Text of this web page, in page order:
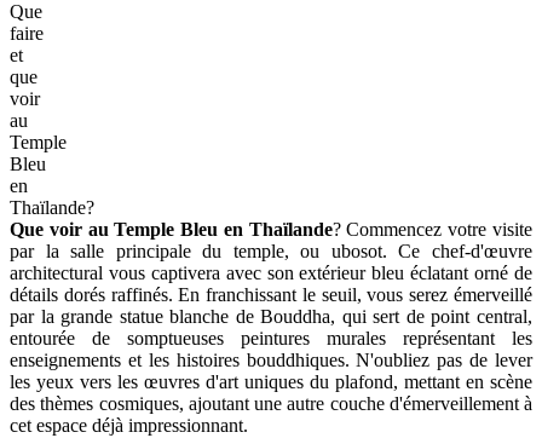
Que
faire
et
que
voir
au
Temple
Bleu
en
Thaïlande?
Que voir au Temple Bleu en Thaïlande? Commencez votre visite
par la salle principale du temple, ou ubosot. Ce chef-d'œuvre
architectural vous captivera avec son extérieur bleu éclatant orné de
détails dorés raffinés. En franchissant le seuil, vous serez émerveillé
par la grande statue blanche de Bouddha, qui sert de point central,
entourée de somptueuses peintures murales représentant les
enseignements et les histoires bouddhiques. N'oubliez pas de lever
les yeux vers les œuvres d'art uniques du plafond, mettant en scène
des thèmes cosmiques, ajoutant une autre couche d'émerveillement à
cet espace déjà impressionnant.